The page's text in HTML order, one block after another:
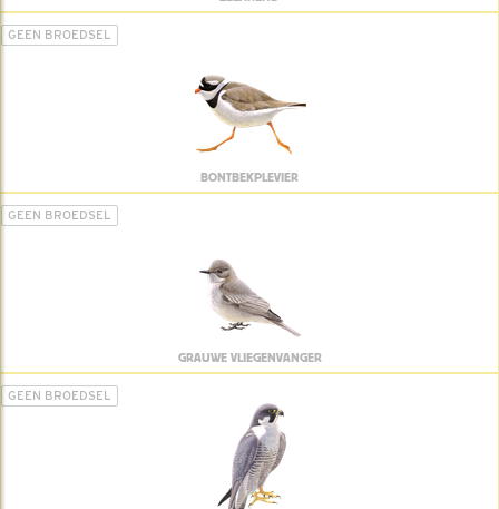
GEEN BROEDSEL
BONTBEKPLEVIER
GEEN BROEDSEL
GRAUWE VLIEGENVANGER
GEEN BROEDSEL